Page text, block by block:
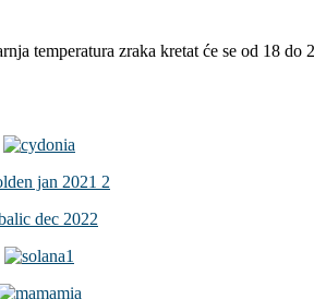
temperatura zraka kretat će se od 18